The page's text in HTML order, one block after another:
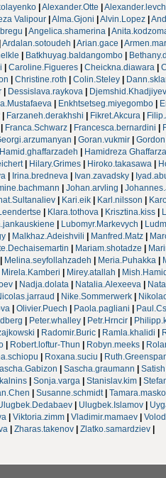
|Alexander.Otte |
Valipour |Alma.Gjoni |Alvin.Lopez |
|Angelica.shamerina |
|Ardalan.sotoudeh |Arian.gace |
| Batkhuyag.baldangombo |
| Caroline.Figueres | Cheickna.diawara |
| Christine.roth | Colin.Steley |
| Dessislava.raykova | Djemshid.Khadjiyev
| Enkhtsetseg.miyegombo |
| Farzaneh.derakhshi | Fikret.Akcura |
| Franca.Schwarz | Francesca.bernardini |
| Goran.vukmir |
Hamid.ghaffarzadeh | Hamidreza
| Hilary.Grimes | Hiroko.takasawa |
| Irina.bredneva | Ivan.zavadsky |
| Johan.arvling |
| Kari.eik | Karl.nilsson |
| Klara.tothova | Krisztina.kiss |
| Lubomyr.Markevych |
| Malkhaz.Adeishvili | Manfred.Matz |
| Mariam.shotadze |
| Melina.seyfollahzadeh | Meria.Puhakka |
Mirela.Kamberi | Mirey.atallah |
| Nadja.dolata | Natalia.Alexeeva |
| Nike.Sommerwerk |
| Olivier.Puech | Paola.pagliani |
| Peter.whalley | Petr.Hrncir |
| Radomir.Buric | Ramla.khalidi |
| Robert.loftur-Thun | Robyn.meeks |
| Roxana.suciu |
| Sascha.graumann |
| Sonja.varga | Stanislav.kim |
| Susanne.schmidt |
| Ulugbek.Islamov |
| Viktoria.zimm | Vladimir.mamaev |
| Zharas.takenov | Zlatko.samardziev |